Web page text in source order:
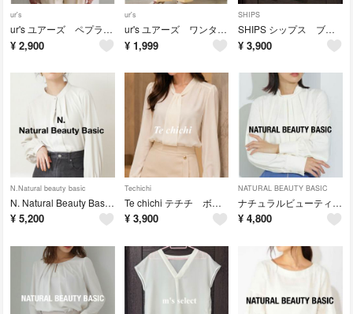
ur's
ur's ユアーズ ペプラム リネン フレンチスリーブ ブラウス トップス
¥ 2,900
ur's
ur's ユアーズ ワンタックワイドパンツ ワイドパンツ スラックス パンツ
¥ 1,999
SHIPS
SHIPS シップス ブラウス フレンチスリーブ ボルドー ワイン Ｖネック
¥ 3,900
N.Natural beauty basic
N. Natural Beauty Basic フロントタックブラウス ブラウス オフィス エヌナチュラルビューティーベーシック
¥ 5,200
Techichi
Te chichi テチチ ボウタイ風 ブラウス ボウタイ オフィス オケージョン 通勤 フォーマル
¥ 3,900
NATURAL BEAUTY BASIC
ナチュラルビューティーベーシック
¥ 4,800